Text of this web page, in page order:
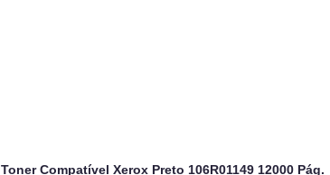
Toner Compatível Xerox Preto 106R01149 12000 Pág.